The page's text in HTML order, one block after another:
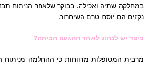
במחלקה שתיה ואכילה. בבוקר שלאחר הניתוח
נקזים הם יוסרו טרם השיחרור.
כיצד יש לנהוג לאחר ההגעה הביתה?
מרבית המטופלות מדווחות כי ההחלמה